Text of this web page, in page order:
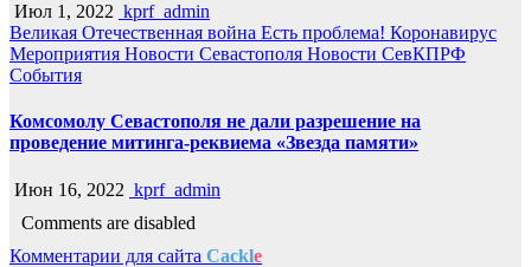
Июл 1, 2022 kprf_admin
Великая Отечественная война Есть проблема! Коронавирус
Мероприятия Новости Севастополя Новости СевКПРФ
События
Комсомолу Севастополя не дали разрешение на
проведение митинга-реквиема «Звезда памяти»
Июн 16, 2022 kprf_admin
Comments are disabled
Комментарии для сайта Cackle